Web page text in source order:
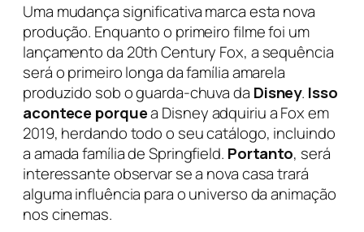
Uma mudança significativa marca esta nova
produção. Enquanto o primeiro filme foi um
lançamento da 20th Century Fox, a sequência
será o primeiro longa da família amarela
produzido sob o guarda-chuva da Disney. Isso
acontece porquea Disney adquiriu a Fox em
2019, herdando todo o seu catálogo, incluindo
a amada família de Springfield. Portanto, será
interessante observar se a nova casa trará
alguma influência para o universo da animação
nos cinemas.